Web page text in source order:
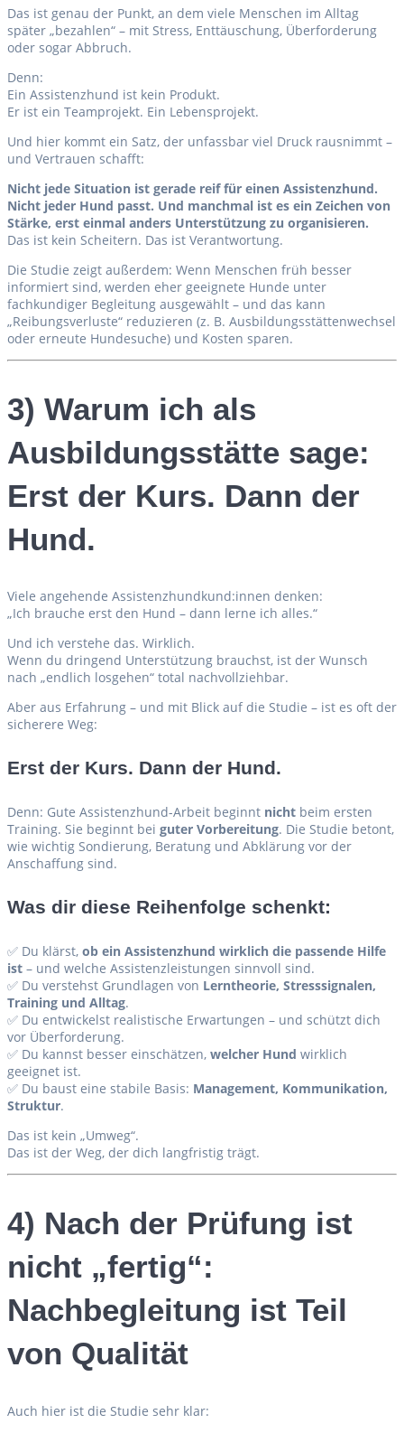
Das ist genau der Punkt, an dem viele Menschen im Alltag
später „bezahlen“ – mit Stress, Enttäuschung, Überforderung
oder sogar Abbruch.
Denn:
Ein Assistenzhund ist kein Produkt.
Er ist ein Teamprojekt. Ein Lebensprojekt.
Und hier kommt ein Satz, der unfassbar viel Druck rausnimmt –
und Vertrauen schafft:
Nicht jede Situation ist gerade reif für einen Assistenzhund.
Nicht jeder Hund passt. Und manchmal ist es ein Zeichen von
Stärke, erst einmal anders Unterstützung zu organisieren.
Das ist kein Scheitern. Das ist Verantwortung.
Die Studie zeigt außerdem: Wenn Menschen früh besser
informiert sind, werden eher geeignete Hunde unter
fachkundiger Begleitung ausgewählt – und das kann
„Reibungsverluste“ reduzieren (z. B. Ausbildungsstättenwechsel
oder erneute Hundesuche) und Kosten sparen.
3) Warum ich als
Ausbildungsstätte sage:
Erst der Kurs. Dann der
Hund.
Viele angehende Assistenzhundkund:innen denken:
„Ich brauche erst den Hund – dann lerne ich alles.“
Und ich verstehe das. Wirklich.
Wenn du dringend Unterstützung brauchst, ist der Wunsch
nach „endlich losgehen“ total nachvollziehbar.
Aber aus Erfahrung – und mit Blick auf die Studie – ist es oft der
sicherere Weg:
Erst der Kurs. Dann der Hund.
Denn: Gute Assistenzhund-Arbeit beginnt nicht beim ersten
Training. Sie beginnt bei guter Vorbereitung. Die Studie betont,
wie wichtig Sondierung, Beratung und Abklärung vor der
Anschaffung sind.
Was dir diese Reihenfolge schenkt:
✅ Du klärst, ob ein Assistenzhund wirklich die passende Hilfe
ist – und welche Assistenzleistungen sinnvoll sind.
✅ Du verstehst Grundlagen von Lerntheorie, Stresssignalen,
Training und Alltag.
✅ Du entwickelst realistische Erwartungen – und schützt dich
vor Überforderung.
✅ Du kannst besser einschätzen, welcher Hund wirklich
geeignet ist.
✅ Du baust eine stabile Basis: Management, Kommunikation,
Struktur.
Das ist kein „Umweg“.
Das ist der Weg, der dich langfristig trägt.
4) Nach der Prüfung ist
nicht „fertig“:
Nachbegleitung ist Teil
von Qualität
Auch hier ist die Studie sehr klar: